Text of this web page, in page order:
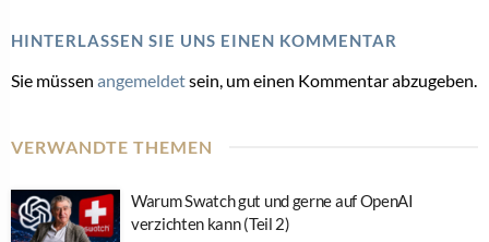
HINTERLASSEN SIE UNS EINEN KOMMENTAR
Sie müssen angemeldetsein, um einen Kommentar abzugeben.
VERWANDTE THEMEN
Warum Swatch gut und gerne auf OpenAI
verzichten kann (Teil 2)